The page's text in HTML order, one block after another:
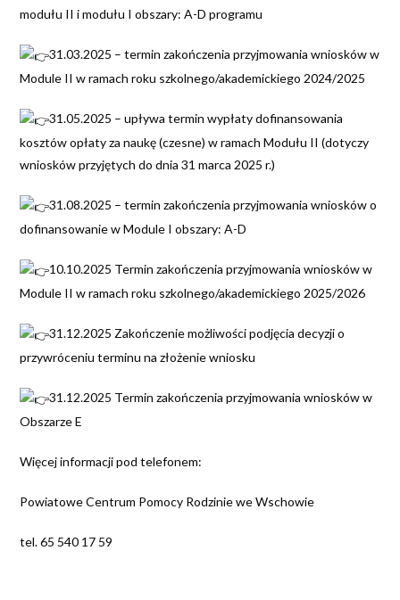
modułu II i modułu I obszary: A-D programu
31.03.2025 – termin zakończenia przyjmowania wniosków w
Module II w ramach roku szkolnego/akademickiego 2024/2025
31.05.2025 – upływa termin wypłaty dofinansowania
kosztów opłaty za naukę (czesne) w ramach Modułu II (dotyczy
wniosków przyjętych do dnia 31 marca 2025 r.)
31.08.2025 – termin zakończenia przyjmowania wniosków o
dofinansowanie w Module I obszary: A-D
10.10.2025 Termin zakończenia przyjmowania wniosków w
Module II w ramach roku szkolnego/akademickiego 2025/2026
31.12.2025 Zakończenie możliwości podjęcia decyzji o
przywróceniu terminu na złożenie wniosku
31.12.2025 Termin zakończenia przyjmowania wniosków w
Obszarze E
Więcej informacji pod telefonem:
Powiatowe Centrum Pomocy Rodzinie we Wschowie
tel. 65 540 17 59